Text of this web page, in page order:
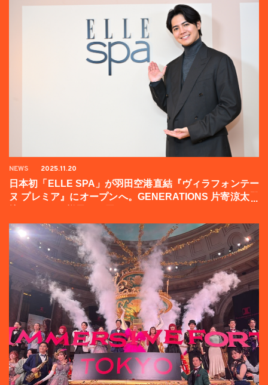
NEWS 2025.11.20
日本初「ELLE SPA」が羽田空港直結『ヴィラフォンテー
ヌ プレミア』にオープンへ。GENERATIONS 片寄涼太登